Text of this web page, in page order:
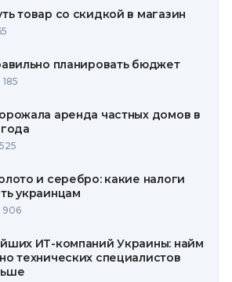
товар со скидкой в ​​магазин
планировать бюджет
185
аренда частных домов в
525
и серебро: какие налоги
украинцам
906
ИТ-компаний Украины: найм
технических специалистов